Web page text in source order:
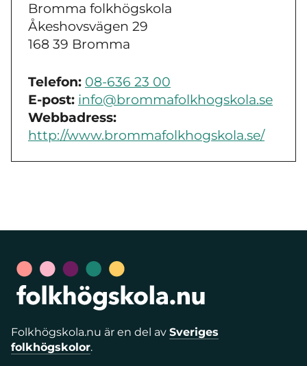
Bromma folkhögskola
Åkeshovsvägen 29
168 39 Bromma
Telefon: 08-636 23 00
E-post: info@brommafolkhogskola.se
Webbadress:
http://www.brommafolkhogskola.se/
Folkhögskola.nu är en del av Sveriges
folkhögskolor.